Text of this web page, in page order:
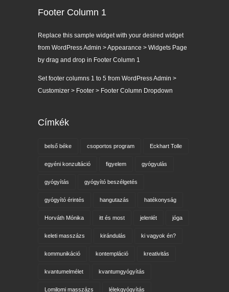
Footer Column 1
Replace this sample widget with your desired widget
from WordPress Admin > Appearance > Widgets Page
by drag and drop in Footer Column 1
Set footer columns 1 to 5 from WordPress Admin >
Customizer > Footer > Footer Column Dropdown
Címkék
belső béke csoportos program Eckhart Tolle
egyéni konzultáció figyelem gyógyulás
gyógyítás gyógyító beszélgetés
gyógyító érintés hangutazás hatékonyság
Horváth Mónika itt és most jelenlét jóga
keleti masszázs kirándulás ki vagyok én?
kommunikáció kontempláció kreativitás
kvantumelmélet kvantumgyógyítás
Lomilomi masszázs lélekgyógyítás